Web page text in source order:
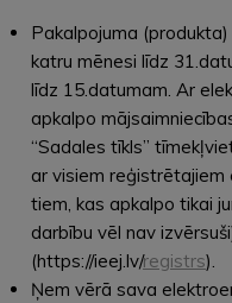
Pakalpojuma
katru mēnesi līdz
līdz 15.datumam. Ar
apkalpo
“Sadales tīkls”
ar visiem
tiem, kas apkalpo tikai
darbību vēl nav
(https://ieej.lv/registrs).
Ņem vērā sava